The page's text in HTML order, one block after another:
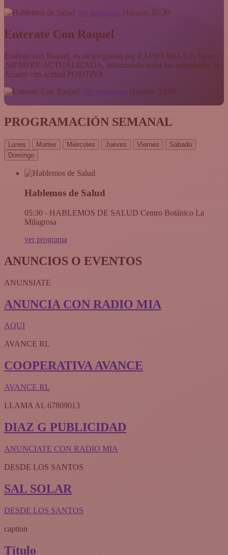
Horario: 05:30
Enterate Con Raquel
Entérate con Raquel, es un programa por RADIO MIA Los Santos
,SIEMPRE ACTUALIZADA, informando todas las actividades de
Azuero con actitud POSITIVA.
Ver programa Horario: 13:00
PROGRAMACIÓN SEMANAL
Lunes Martes Miércoles Jueves Viernes
Sábado
Domingo
Hablemos de Salud
05:30 - HABLEMOS DE SALUD Centro Botánico La
Milagrosa
ver programa
ANUNCIOS O EVENTOS
ANUNSIATE
ANUNCIA CON RADIO MIA
AQUI
AVANCE RL
COOPERATIVA AVANCE
AVANCE RL
LLAMA AL 67809013
DIAZ G PUBLICIDAD
ANUNCIATE CON RADIO MIA
DESDE LOS SANTOS
SAL SOLAR
DESDE LOS SANTOS
caption
Título